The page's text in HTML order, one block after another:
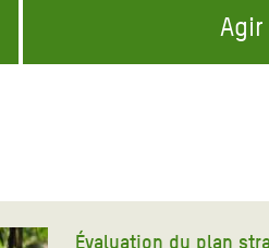
Gaza
Agir
Évaluation du plan